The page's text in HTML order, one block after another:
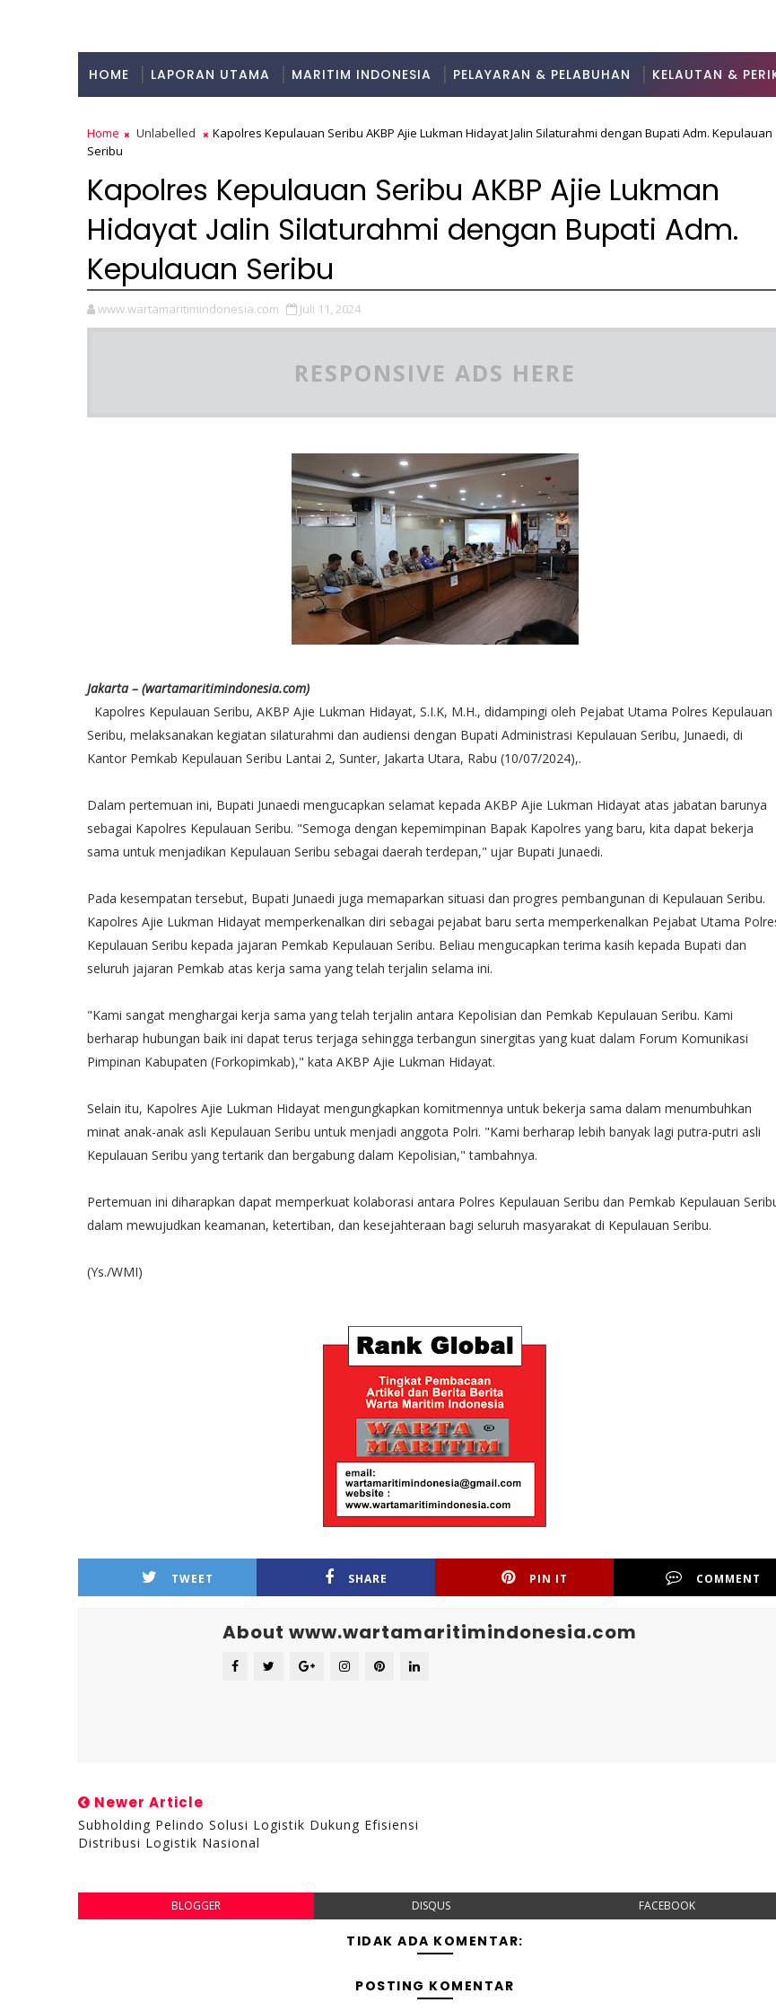
HOME LAPORAN UTAMA MARITIM INDONESIA PELAYARAN & PELABUHAN KELAUTAN &
Home Unlabelled
Kapolres Kepulauan Seribu AKBP Ajie Lukman Hidayat Jalin Silaturahmi dengan Bupati Adm. Kepulauan
Seribu
Kapolres Kepulauan Seribu AKBP Ajie Lukman
Hidayat Jalin Silaturahmi dengan Bupati Adm.
Kepulauan Seribu
www.wartamaritimindonesia.com Juli 11, 2024
RESPONSIVE ADS HERE
Jakarta – (wartamaritimindonesia.com)
Kapolres Kepulauan Seribu, AKBP Ajie Lukman Hidayat, S.I.K, M.H., didampingi oleh Pejabat Utama Polres Kepulauan
Seribu, melaksanakan kegiatan silaturahmi dan audiensi dengan Bupati Administrasi Kepulauan Seribu, Junaedi, di
Kantor Pemkab Kepulauan Seribu Lantai 2, Sunter, Jakarta Utara, Rabu (10/07/2024),.
Dalam pertemuan ini, Bupati Junaedi mengucapkan selamat kepada AKBP Ajie Lukman Hidayat atas jabatan barunya
sebagai Kapolres Kepulauan Seribu. "Semoga dengan kepemimpinan Bapak Kapolres yang baru, kita dapat bekerja
sama untuk menjadikan Kepulauan Seribu sebagai daerah terdepan," ujar Bupati Junaedi.
Pada kesempatan tersebut, Bupati Junaedi juga memaparkan situasi dan progres pembangunan di Kepulauan Seribu.
Kapolres Ajie Lukman Hidayat memperkenalkan diri sebagai pejabat baru serta memperkenalkan Pejabat Utama
Kepulauan Seribu kepada jajaran Pemkab Kepulauan Seribu. Beliau mengucapkan terima kasih kepada Bupati dan
seluruh jajaran Pemkab atas kerja sama yang telah terjalin selama ini.
"Kami sangat menghargai kerja sama yang telah terjalin antara Kepolisian dan Pemkab Kepulauan Seribu. Kami
berharap hubungan baik ini dapat terus terjaga sehingga terbangun sinergitas yang kuat dalam Forum Komunikasi
Pimpinan Kabupaten (Forkopimkab)," kata AKBP Ajie Lukman Hidayat.
Selain itu, Kapolres Ajie Lukman Hidayat mengungkapkan komitmennya untuk bekerja sama dalam menumbuhkan
minat anak-anak asli Kepulauan Seribu untuk menjadi anggota Polri. "Kami berharap lebih banyak lagi putra-putri asli
Kepulauan Seribu yang tertarik dan bergabung dalam Kepolisian," tambahnya.
Pertemuan ini diharapkan dapat memperkuat kolaborasi antara Polres Kepulauan Seribu dan Pemkab Kepulauan
dalam mewujudkan keamanan, ketertiban, dan kesejahteraan bagi seluruh masyarakat di Kepulauan Seribu.
(Ys./WMI)
TWEET SHARE PIN IT COMMENT
About www.wartamaritimindonesia.com
Newer Article
Subholding Pelindo Solusi Logistik Dukung Efisiensi
Distribusi Logistik Nasional
BLOGGER DISQUS FACEBOOK
TIDAK ADA KOMENTAR:
POSTING KOMENTAR